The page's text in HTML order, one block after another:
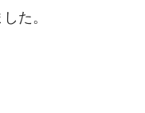
た。